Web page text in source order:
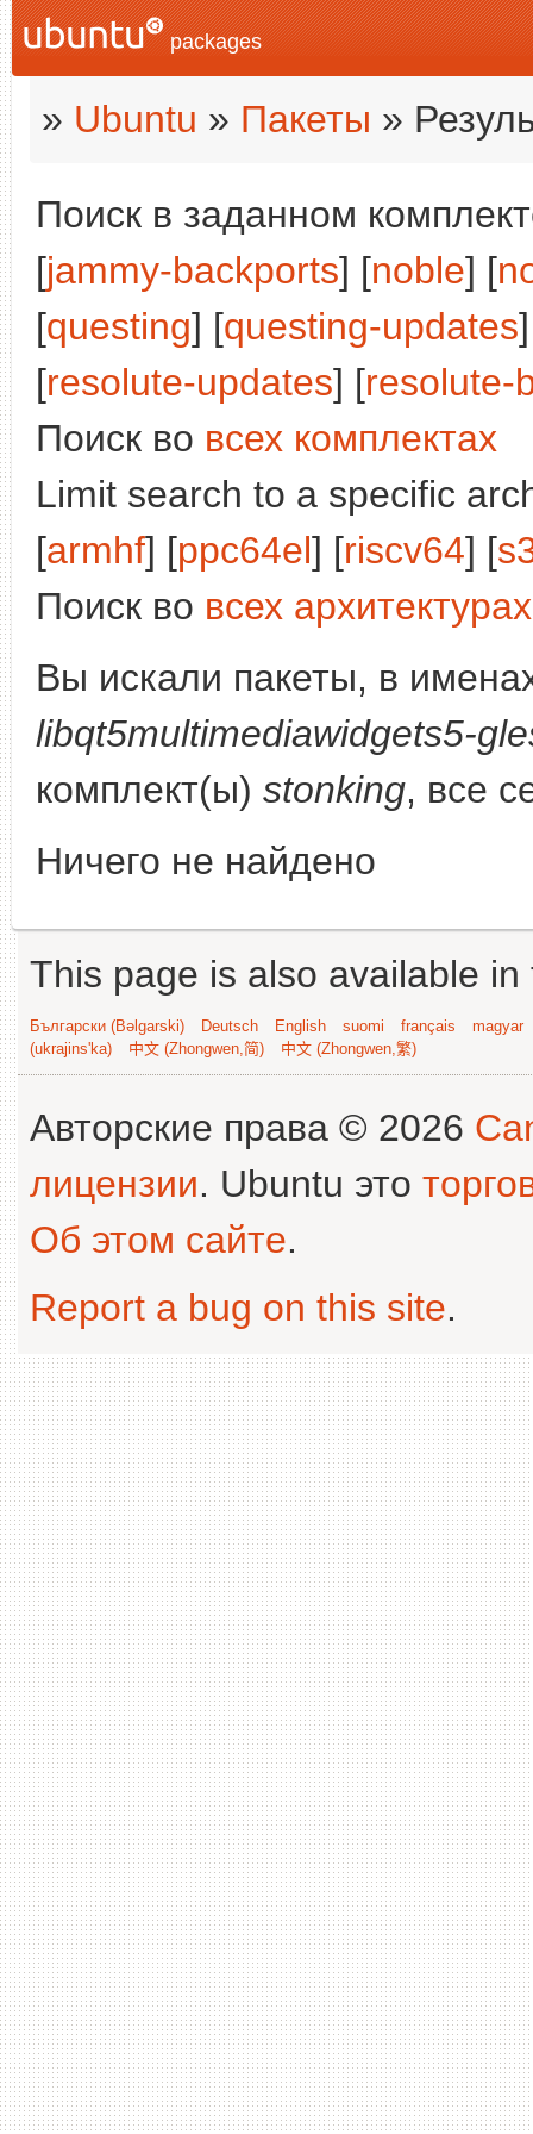
packages
» Ubuntu » Пакеты »
Поиск в заданном
[jammy-backports] [noble] [
[questing] [questing-updates
[resolute-updates] [resolute-
Поиск во всех комплектах
Limit search to a specific
[armhf] [ppc64el] [riscv64] [
Поиск во всех архитектурах
Вы искали пакеты, в
libqt5multimediawidgets5-
комплект(ы) stonking, все
Ничего не найдено
This page is also available
Български (Bəlgarski) Deutsch English suomi français
magyar
(ukrajins'ka)
中文 (Zhongwen,简) 中文 (Zhongwen,繁)
Авторские права © 2026
лицензии. Ubuntu это
Об этом сайте.
Report a bug on this site.